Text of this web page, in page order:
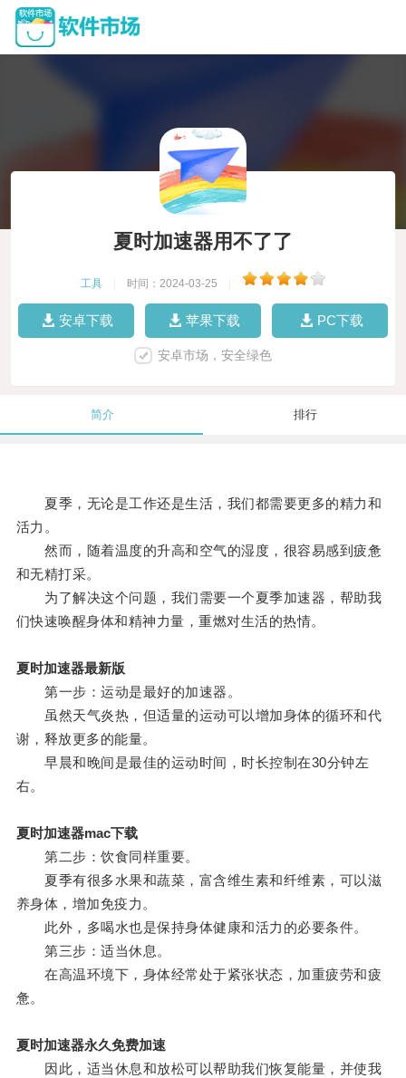
夏时加速器用不了了
工具 时间：2024-03-25
安卓下载 苹果下载 PC下载
安卓市场，安全绿色
简介 排行
夏季，无论是工作还是生活，我们都需要更多的精力和
活力。
然而，随着温度的升高和空气的湿度，很容易感到疲惫
和无精打采。
为了解决这个问题，我们需要一个夏季加速器，帮助我
们快速唤醒身体和精神力量，重燃对生活的热情。
夏时加速器最新版
第一步：运动是最好的加速器。
虽然天气炎热，但适量的运动可以增加身体的循环和代
谢，释放更多的能量。
早晨和晚间是最佳的运动时间，时长控制在30分钟左
右。
夏时加速器mac下载
第二步：饮食同样重要。
夏季有很多水果和蔬菜，富含维生素和纤维素，可以滋
养身体，增加免疫力。
此外，多喝水也是保持身体健康和活力的必要条件。
第三步：适当休息。
在高温环境下，身体经常处于紧张状态，加重疲劳和疲
惫。
夏时加速器永久免费加速
因此，适当休息和放松可以帮助我们恢复能量，并使我